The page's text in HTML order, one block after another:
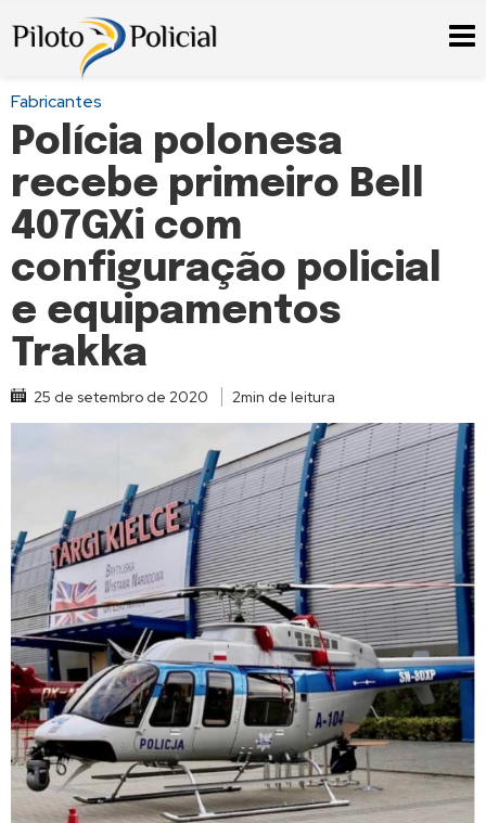
Fabricantes
Polícia polonesa
recebe primeiro Bell
407GXi com
configuração policial
e equipamentos
Trakka
25 de setembro de 2020 2min de leitura